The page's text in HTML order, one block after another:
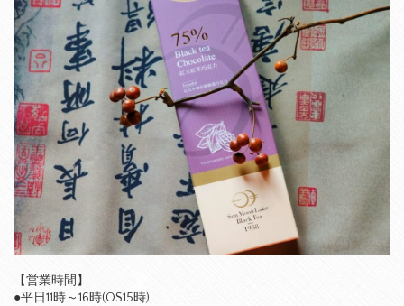
【営業時間】
●平日11時～16時(OS15時)